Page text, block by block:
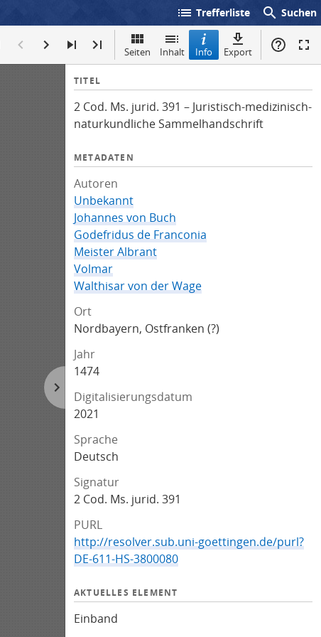
list Trefferliste search Suchen
Seiten Inhalt Info Export
I
f
o
TITEL
2 Cod. Ms. jurid. 391 – Juristisch-medizinisch-
naturkundliche Sammelhandschrift
METADATEN
Autoren
Unbekannt
Johannes von Buch
Godefridus de Franconia
Meister Albrant
Volmar
Walthisar von der Wage
Ort
Nordbayern, Ostfranken (?)
Jahr
1474
Digitalisierungsdatum
2021
Sprache
Deutsch
Signatur
2 Cod. Ms. jurid. 391
PURL
http://resolver.sub.uni-goettingen.de/purl?
DE-611-HS-3800080
AKTUELLES ELEMENT
Einband